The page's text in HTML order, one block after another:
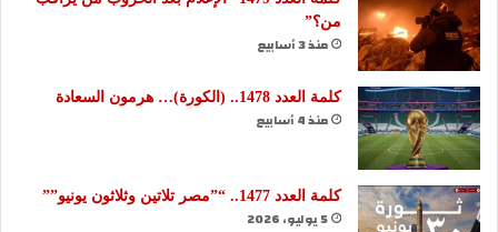
من؟”
منذ 3 أسابيع
كلمة العدد 1478.. (الكورة)… هرمون السعادة
منذ 4 أسابيع
كلمة العدد 1477.. “”مصر تلاتين وثلاثون يونيو””
5 يوليو، 2026